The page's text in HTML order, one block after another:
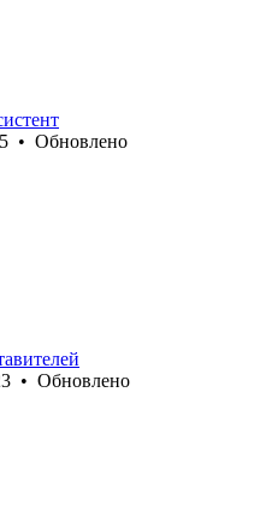
• Обновлено
• Обновлено